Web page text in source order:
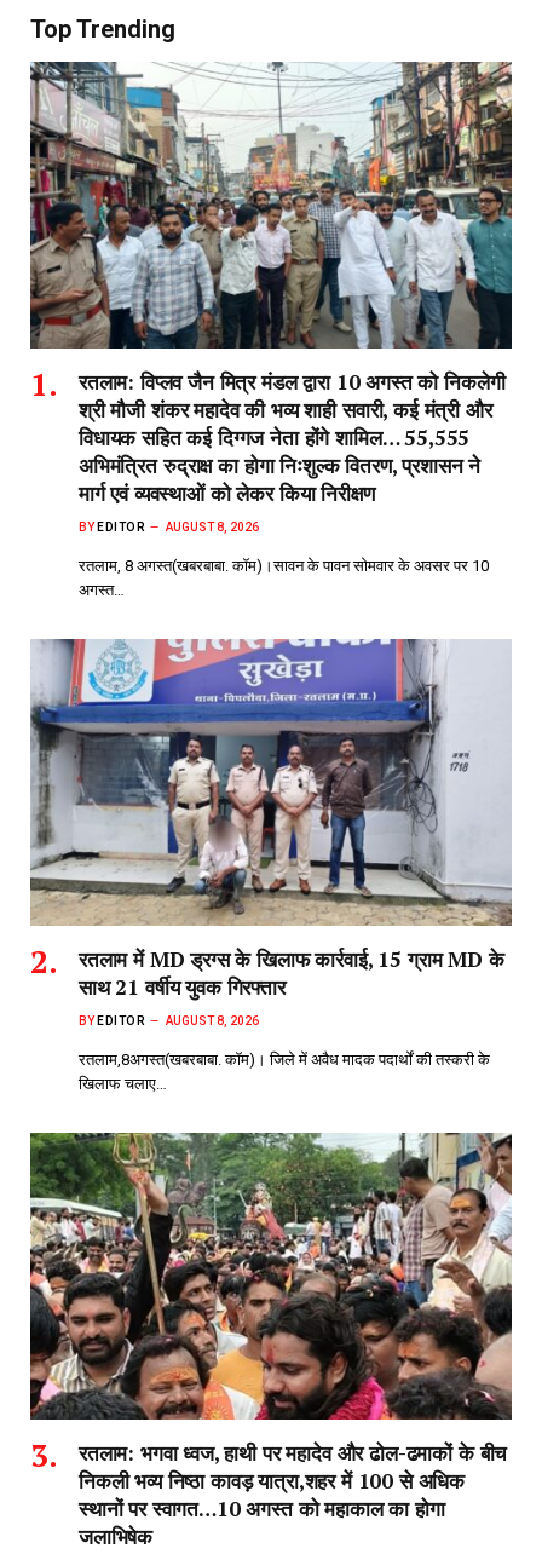
Top Trending
रतलाम: विप्लव जैन मित्र मंडल द्वारा 10 अगस्त को निकलेगी
श्री मौजी शंकर महादेव की भव्य शाही सवारी, कई मंत्री और
विधायक सहित कई दिग्गज नेता होंगे शामिल… 55,555
अभिमंत्रित रुद्राक्ष का होगा निःशुल्क वितरण, प्रशासन ने
मार्ग एवं व्यवस्थाओं को लेकर किया निरीक्षण
BY EDITOR AUGUST 8, 2026
रतलाम, 8 अगस्त(खबरबाबा. कॉम)।सावन के पावन सोमवार के अवसर पर 10
अगस्त…
रतलाम में MD ड्रग्स के खिलाफ कार्रवाई, 15 ग्राम MD के
साथ 21 वर्षीय युवक गिरफ्तार
BY EDITOR AUGUST 8, 2026
रतलाम,8अगस्त(खबरबाबा. कॉम)। जिले में अवैध मादक पदार्थों की तस्करी के
खिलाफ चलाए…
रतलाम: भगवा ध्वज, हाथी पर महादेव और ढोल-ढमाकों के बीच
निकली भव्य निष्ठा कावड़ यात्रा,शहर में 100 से अधिक
स्थानों पर स्वागत…10 अगस्त को महाकाल का होगा
जलाभिषेक